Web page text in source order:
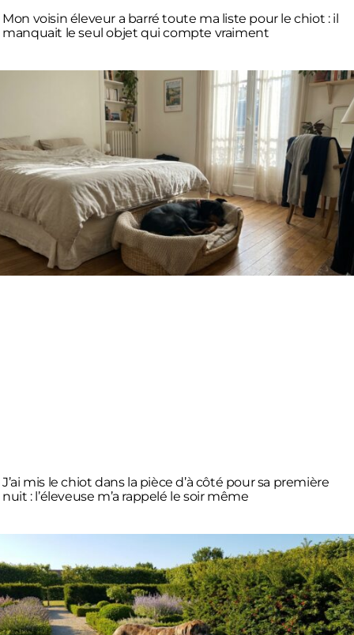
Mon voisin éleveur a barré toute ma liste pour le chiot : il
manquait le seul objet qui compte vraiment
J’ai mis le chiot dans la pièce d’à côté pour sa première
nuit : l’éleveuse m’a rappelé le soir même